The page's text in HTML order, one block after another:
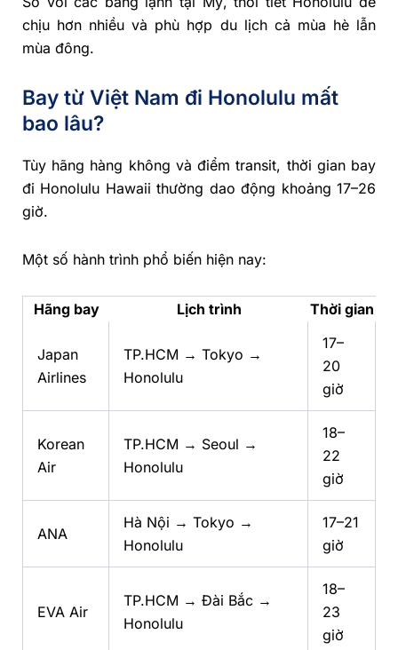
chịu hơn nhiều và phù hợp du lịch cả mùa hè lẫn
mùa đông.
Bay từ Việt Nam đi Honolulu mất
bao lâu?
Tùy hãng hàng không và điểm transit, thời gian bay
đi Honolulu Hawaii thường dao động khoảng 17–26
giờ.
Một số hành trình phổ biến hiện nay:
Hãng bay Lịch trình Thời gian
Japan
Airlines
TP.HCM → Tokyo →
Honolulu
17–
20
giờ
Korean
Air
TP.HCM → Seoul →
Honolulu
18–
22
giờ
ANA
Hà Nội → Tokyo →
Honolulu
17–21
giờ
EVA Air
TP.HCM → Đài Bắc →
Honolulu
18–
23
giờ